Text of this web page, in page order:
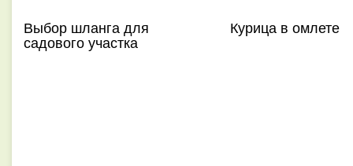
Выбор шланга для
садового участка
Курица в омлете